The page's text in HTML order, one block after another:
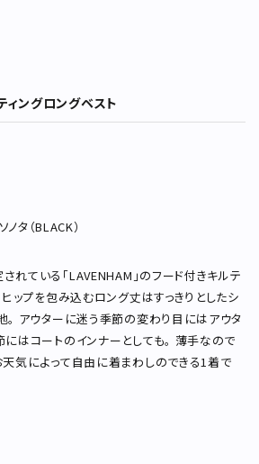
ングロングベスト
（BLACK）
れている「LAVENHAM」のフード付きキルテ
ップを包み込むロング丈はすっきりとしたシ
。 アウターに迷う季節の変わり目にはアウタ
にはコートのインナーとしても。 薄手なので
天気によって自由に着まわしのできる1着で